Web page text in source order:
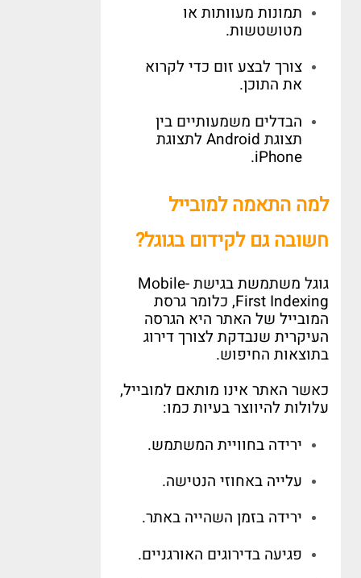
תמונות מעוותות או
מטושטשות.
צורך לבצע זום כדי לקרוא
את התוכן.
הבדלים משמעותיים בין
תצוגת Android לתצוגת
iPhone.
למה התאמה למובייל
חשובה גם לקידום בגוגל?
גוגל משתמשת בגישתMobile-
First Indexing, כלומר גרסת
המובייל של האתר היא הגרסה
העיקרית שנבדקת לצורך דירוג
בתוצאות החיפוש.
כאשר האתר אינו מותאם למובייל,
עלולות להיווצר בעיות כמו:
ירידה בחוויית המשתמש.
עלייה באחוזי הנטישה.
ירידה בזמן השהייה באתר.
פגיעה בדירוגים האורגניים.